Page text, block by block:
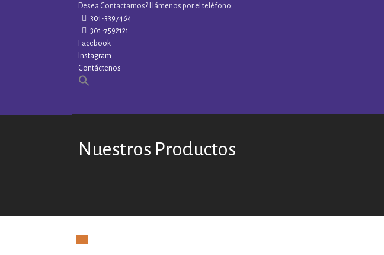
Desea Contactarnos? Llámenos por el teléfono:
301-3397464
301-7592121
Facebook
Instagram
Contáctenos
Nuestros Productos